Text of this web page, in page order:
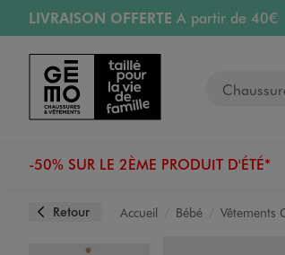
Aller au contenu principal
Aller à la navigation
LIVRAISON OFFERTE A partir de 40€
RETRAIT ET LIVRAISON OFFERTE
RÉSERVATION GRATUITE
4h en
Retours OFFERTSpendant 30 jours
-50% SUR LE 2ÈME PRODUIT D'ÉTÉ*
Retour Accueil Bébé Vêtements